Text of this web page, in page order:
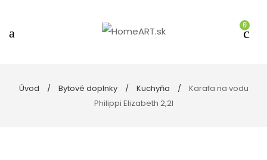
0
Úvod Bytové doplnky Kuchyňa
Karafa na vodu
Philippi Elizabeth 2,2l